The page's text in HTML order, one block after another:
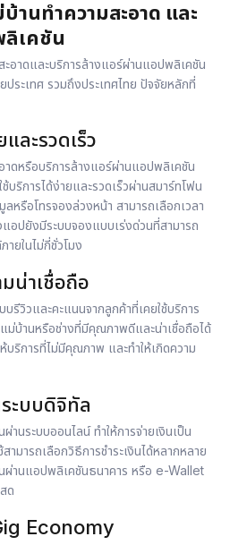
านทำความสะอาด และ
ลิเคชัน
อาดและบริการล้างแอร์ผ่านแอปพลิเคชัน
ประเทศ รวมถึงประเทศไทย ปัจจัยหลักที่
ละรวดเร็ว
าดหรือบริการล้างแอร์ผ่านแอปพลิเคชัน
ช้บริการได้ง่ายและรวดเร็วผ่านสมาร์ทโฟน
หรือโทรจองล่วงหน้า สามารถเลือกเวลา
แอปยังมีระบบจองแบบเร่งด่วนที่สามารถ
ายในไม่กี่ชั่วโมง
น่าเชื่อถือ
รีวิวและคะแนนจากลูกค้าที่เคยใช้บริการ
แม่บ้านหรือช่างที่มีคุณภาพดีและน่าเชื่อถือได้
บริการที่ไม่มีคุณภาพ และทำให้เกิดความ
ระบบดิจิทัล
านระบบออนไลน์ ทำให้การจ่ายเงินเป็น
ามารถเลือกวิธีการชำระเงินได้หลากหลาย
ผ่านแอปพลิเคชันธนาคาร หรือ e-Wallet
ด
Economy